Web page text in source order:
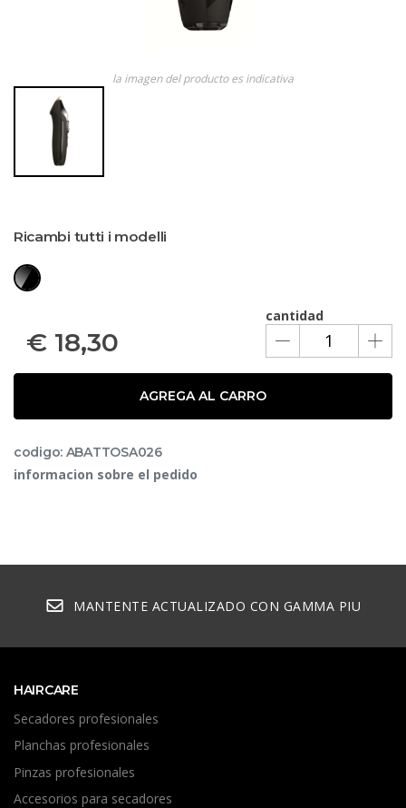
la imagen del producto es indicativa
Ricambi tutti i modelli
cantidad
€ 18,30
AGREGA AL CARRO
codigo: ABATTOSA026
informacion sobre el pedido
MANTENTE ACTUALIZADO CON GAMMA PIU
HAIRCARE
Secadores profesionales
Planchas profesionales
Pinzas profesionales
Accesorios para secadores